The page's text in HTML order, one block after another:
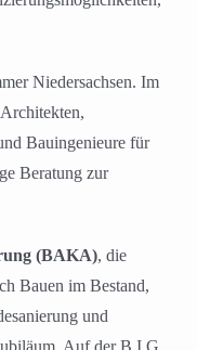
Niedersachsen. Im
Bauingenieure für
Beratung zur
(BAKA), die
Bauen im Bestand,
und